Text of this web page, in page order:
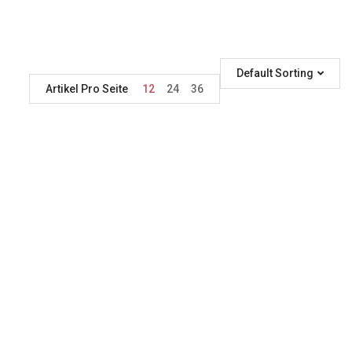
Default Sorting
Artikel Pro Seite
12 24 36